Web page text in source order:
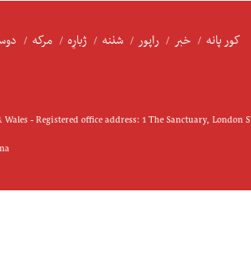
کور پانه خبر راپور شننه ژباړه مرکه
- Registered office address: 1 The Sanctuary, London